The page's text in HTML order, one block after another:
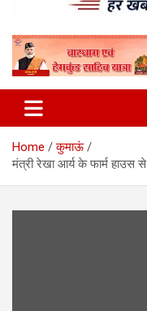
Home
कुमाऊं
मंत्री रेखा आर्य के फार्म हाउस